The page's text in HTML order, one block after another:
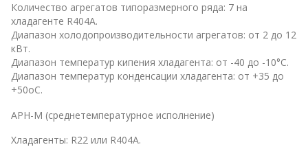
Количество агрегатов типоразмерного ряда: 7 на
хладагенте R404А.
Диапазон холодопроизводительности агрегатов: от 2 до 12
кВт.
Диапазон температур кипения хладагента: от -40 до -10°С.
Диапазон температур конденсации хладагента: от +35 до
+50оС.
APH-M (среднетемпературное исполнение)
Хладагенты: R22 или R404А.